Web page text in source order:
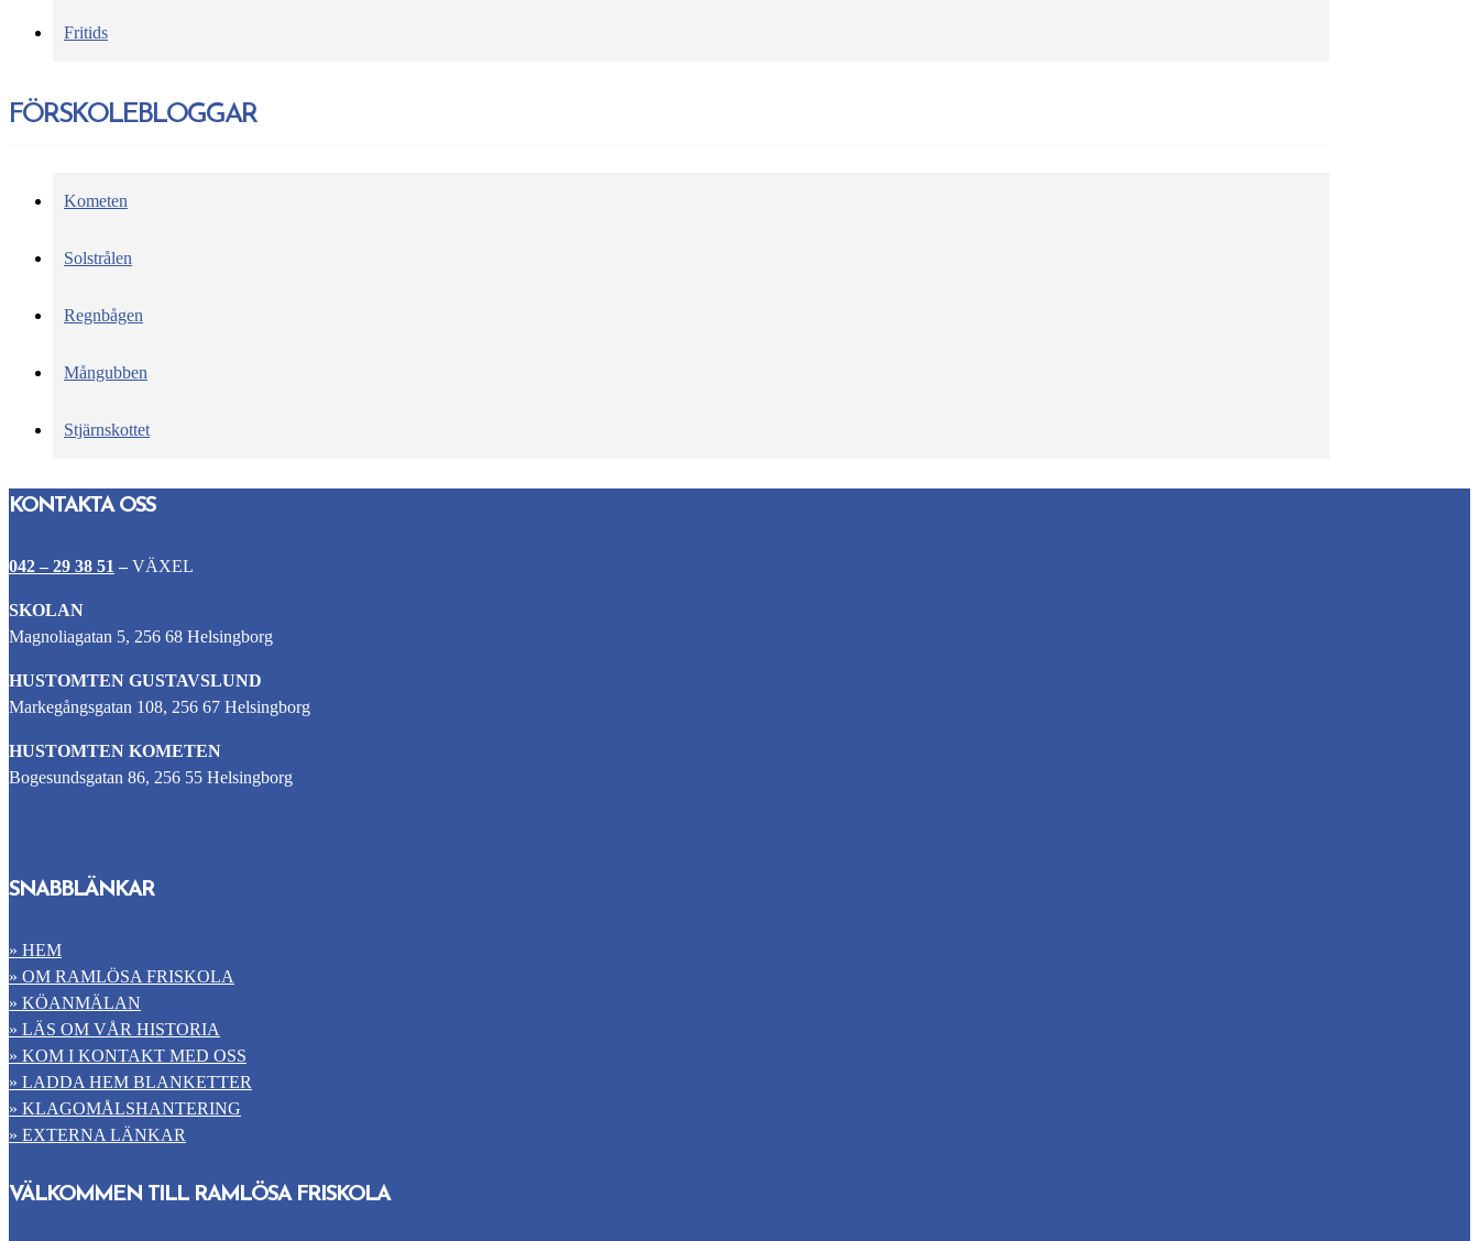
Fritids
FÖRSKOLEBLOGGAR
Kometen
Solstrålen
Regnbågen
Mångubben
Stjärnskottet
KONTAKTA OSS
042 – 29 38 51 – VÄXEL
SKOLAN
Magnoliagatan 5, 256 68 Helsingborg
HUSTOMTEN GUSTAVSLUND
Markegångsgatan 108, 256 67 Helsingborg
HUSTOMTEN KOMETEN
Bogesundsgatan 86, 256 55 Helsingborg
SNABBLÄNKAR
» HEM
» OM RAMLÖSA FRISKOLA
» KÖANMÄLAN
» LÄS OM VÅR HISTORIA
» KOM I KONTAKT MED OSS
» LADDA HEM BLANKETTER
» KLAGOMÅLSHANTERING
» EXTERNA LÄNKAR
VÄLKOMMEN TILL RAMLÖSA FRISKOLA